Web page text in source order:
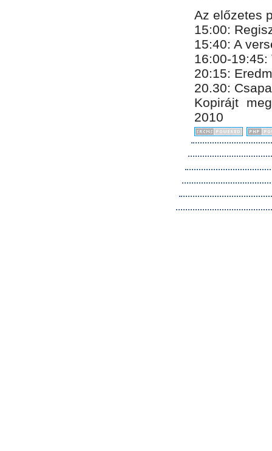
Az előzetes
15:00:
15:40: A
16:00-19:45:
20:​15​:
​20.30:
Kopirájt
2010